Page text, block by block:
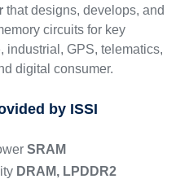
that designs, develops, and
circuits for key
industrial, GPS, telematics,
digital consumer.
by ISSI
SRAM
DRAM, LPDDR2